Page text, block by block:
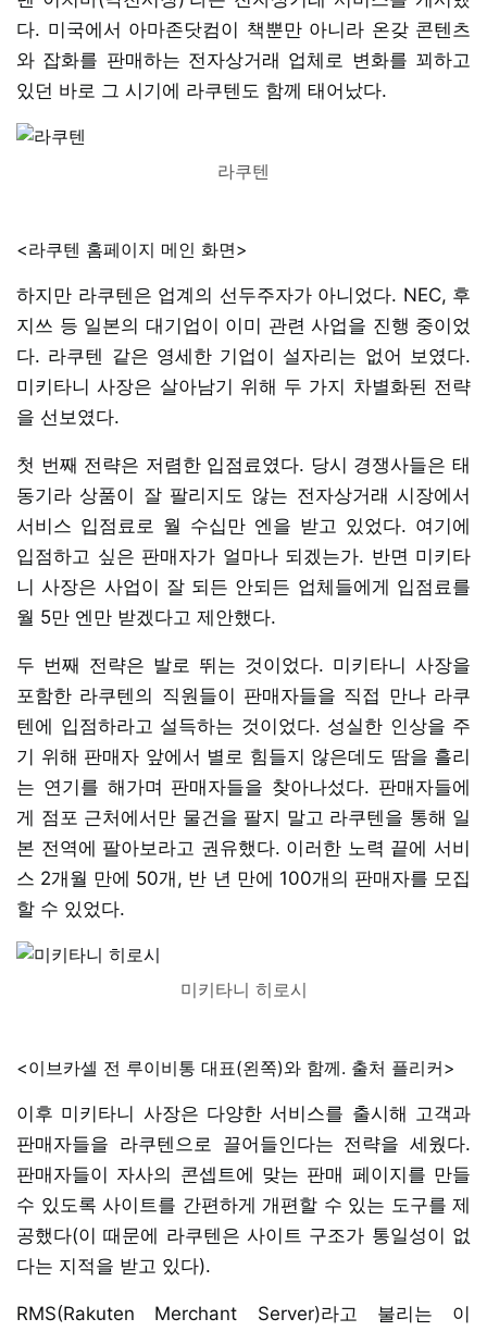
다. 미국에서 아마존닷컴이 책뿐만 아니라 온갖 콘텐츠
와 잡화를 판매하는 전자상거래 업체로 변화를 꾀하고
있던 바로 그 시기에 라쿠텐도 함께 태어났다.
라쿠텐
<라쿠텐 홈페이지 메인 화면>
하지만 라쿠텐은 업계의 선두주자가 아니었다. NEC, 후
지쓰 등 일본의 대기업이 이미 관련 사업을 진행 중이었
다. 라쿠텐 같은 영세한 기업이 설자리는 없어 보였다.
미키타니 사장은 살아남기 위해 두 가지 차별화된 전략
을 선보였다.
첫 번째 전략은 저렴한 입점료였다. 당시 경쟁사들은 태
동기라 상품이 잘 팔리지도 않는 전자상거래 시장에서
서비스 입점료로 월 수십만 엔을 받고 있었다. 여기에
입점하고 싶은 판매자가 얼마나 되겠는가. 반면 미키타
니 사장은 사업이 잘 되든 안되든 업체들에게 입점료를
월 5만 엔만 받겠다고 제안했다.
두 번째 전략은 발로 뛰는 것이었다. 미키타니 사장을
포함한 라쿠텐의 직원들이 판매자들을 직접 만나 라쿠
텐에 입점하라고 설득하는 것이었다. 성실한 인상을 주
기 위해 판매자 앞에서 별로 힘들지 않은데도 땀을 흘리
는 연기를 해가며 판매자들을 찾아나섰다. 판매자들에
게 점포 근처에서만 물건을 팔지 말고 라쿠텐을 통해 일
본 전역에 팔아보라고 권유했다. 이러한 노력 끝에 서비
스 2개월 만에 50개, 반 년 만에 100개의 판매자를 모집
할 수 있었다.
미키타니 히로시
<이브카셀 전 루이비통 대표(왼쪽)와 함께. 출처 플리커>
이후 미키타니 사장은 다양한 서비스를 출시해 고객과
판매자들을 라쿠텐으로 끌어들인다는 전략을 세웠다.
판매자들이 자사의 콘셉트에 맞는 판매 페이지를 만들
수 있도록 사이트를 간편하게 개편할 수 있는 도구를 제
공했다(이 때문에 라쿠텐은 사이트 구조가 통일성이 없
다는 지적을 받고 있다).
RMS(Rakuten Merchant Server)라고 불리는 이